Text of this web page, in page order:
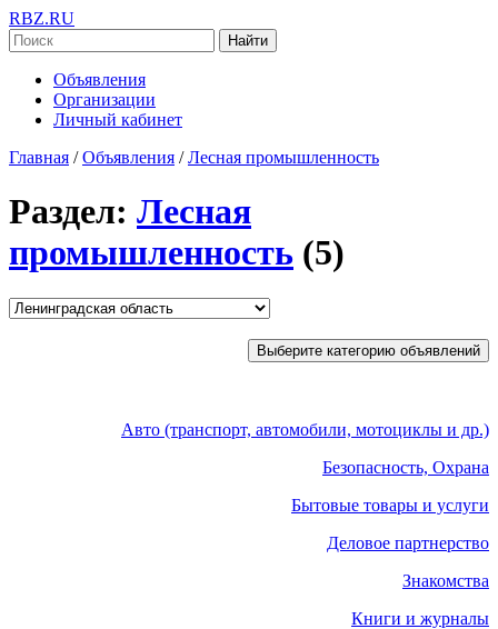
RBZ.RU
Найти
Объявления
Организации
Личный кабинет
Главная / Объявления / Лесная промышленность
Раздел: Лесная
промышленность (5)
Выберите категорию объявлений
Авто (транспорт, автомобили, мотоциклы и др.)
Безопасность, Охрана
Бытовые товары и услуги
Деловое партнерство
Знакомства
Книги и журналы